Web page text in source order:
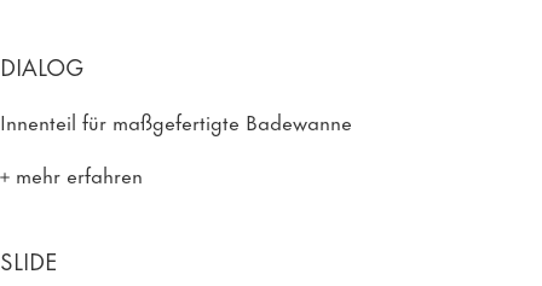
DIALOG
Innenteil für maßgefertigte Badewanne
mehr erfahren
SLIDE